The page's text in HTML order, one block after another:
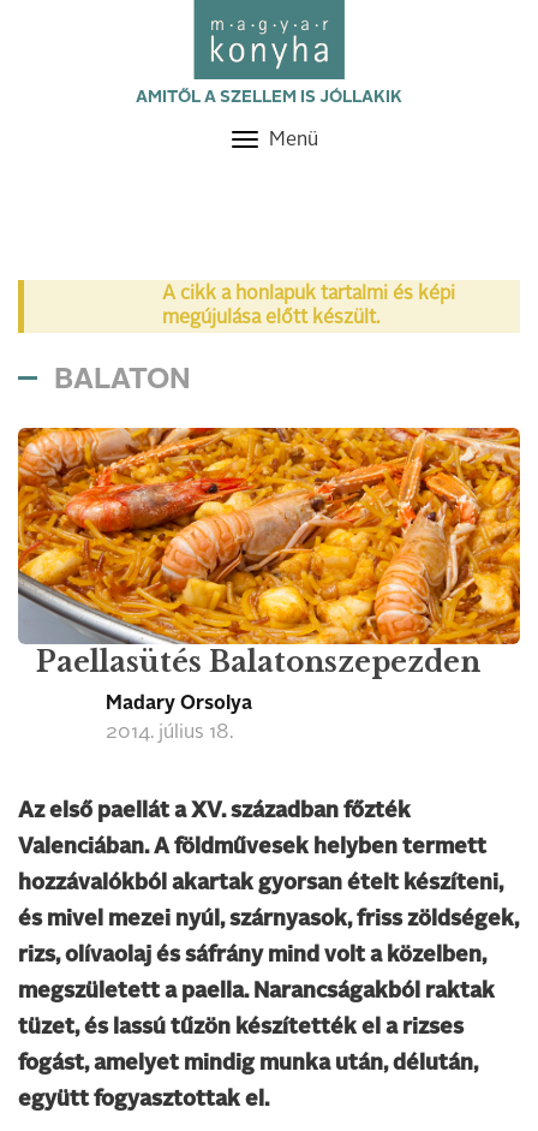
AMITŐL A SZELLEM IS JÓLLAKIK
Toggle
Menü
A cikk a honlapuk tartalmi és képi
megújulása előtt készült.
BALATON
Paellasütés Balatonszepezden
Madary Orsolya
2014. július 18.
Az első paellát a XV. században főzték
Valenciában. A földművesek helyben termett
hozzávalókból akartak gyorsan ételt készíteni,
és mivel mezei nyúl, szárnyasok, friss zöldségek,
rizs, olívaolaj és sáfrány mind volt a közelben,
megszületett a paella. Narancságakból raktak
tüzet, és lassú tűzön készítették el a rizses
fogást, amelyet mindig munka után, délután,
együtt fogyasztottak el.